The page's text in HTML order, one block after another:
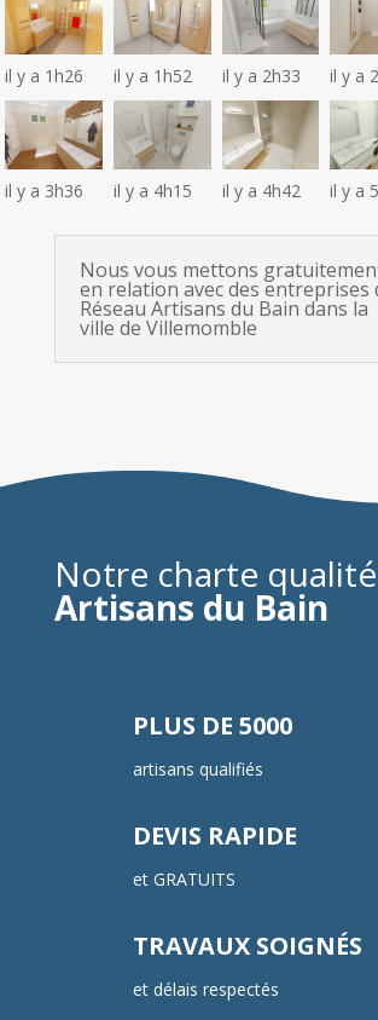
il y a 1h26 il y a 1h52 il y a 2h33 il y a
il y a 3h36 il y a 4h15 il y a 4h42 il y a
Nous vous mettons
en relation avec des entreprises
Réseau Artisans du Bain dans la
ville de Villemomble
Notre charte qualité
Artisans du Bain
PLUS DE 5000
artisans qualifiés
DEVIS RAPIDE
et GRATUITS
TRAVAUX SOIGNÉS
et délais respectés